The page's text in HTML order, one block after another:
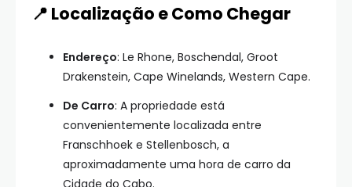
📍 Localização e Como Chegar
Endereço: Le Rhone, Boschendal, Groot
Drakenstein, Cape Winelands, Western Cape.
De Carro: A propriedade está
convenientemente localizada entre
Franschhoek e Stellenbosch, a
aproximadamente uma hora de carro da